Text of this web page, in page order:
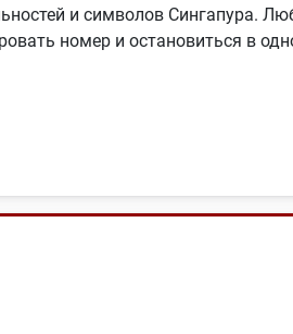
и символов Сингапура.
номер и остановиться в